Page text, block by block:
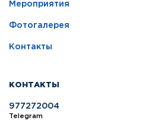
Мероприятия
Фотогалерея
Контакты
КОНТАКТЫ
977272004
Telegram